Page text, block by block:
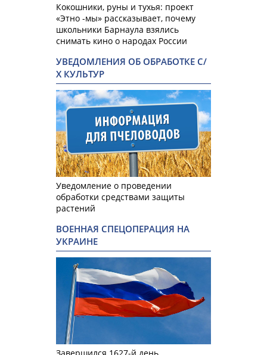
Кокошники, руны и тухья: проект
«Этно -мы» рассказывает, почему
школьники Барнаула взялись
снимать кино о народах России
УВЕДОМЛЕНИЯ ОБ ОБРАБОТКЕ С/
Х КУЛЬТУР
Уведомление о проведении
обработки средствами защиты
растений
ВОЕННАЯ СПЕЦОПЕРАЦИЯ НА
УКРАИНЕ